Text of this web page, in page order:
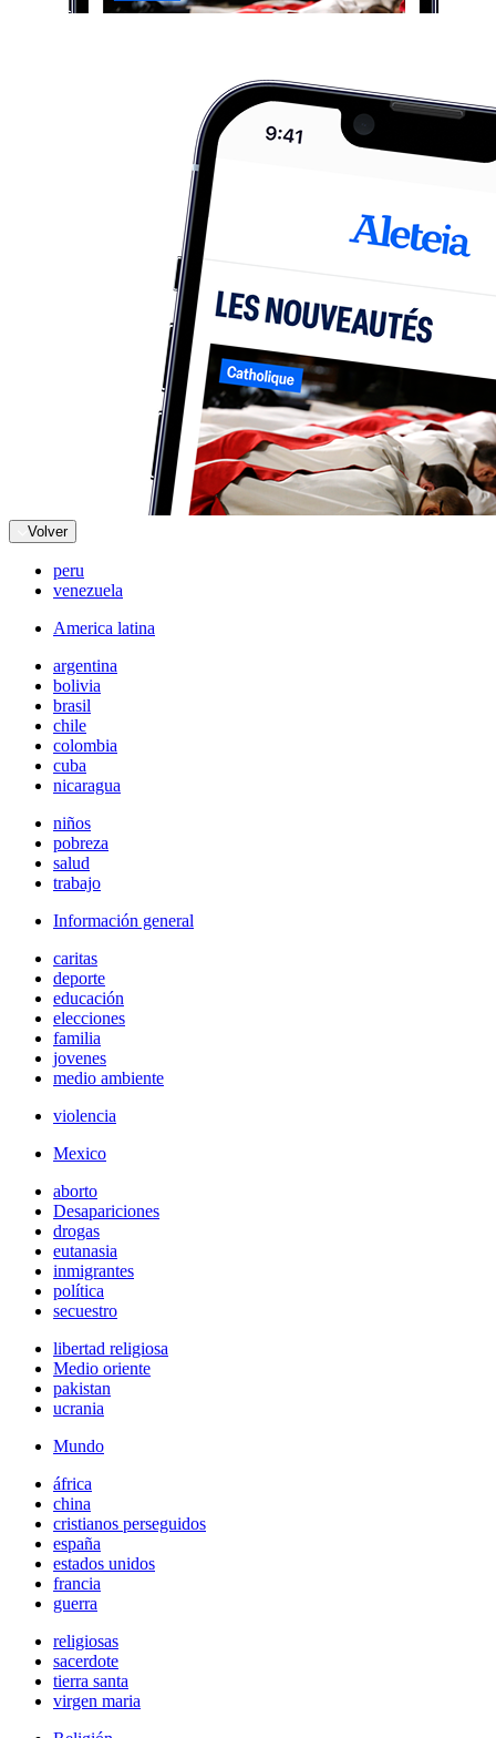
Volver
peru
venezuela
America latina
argentina
bolivia
brasil
chile
colombia
cuba
nicaragua
niños
pobreza
salud
trabajo
Información general
caritas
deporte
educación
elecciones
familia
jovenes
medio ambiente
violencia
Mexico
aborto
Desapariciones
drogas
eutanasia
inmigrantes
política
secuestro
libertad religiosa
Medio oriente
pakistan
ucrania
Mundo
áfrica
china
cristianos perseguidos
españa
estados unidos
francia
guerra
religiosas
sacerdote
tierra santa
virgen maria